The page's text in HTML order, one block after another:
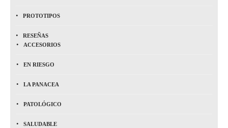
PROTOTIPOS
RESEÑAS
ACCESORIOS
EN RIESGO
LA PANACEA
PATOLÓGICO
SALUDABLE